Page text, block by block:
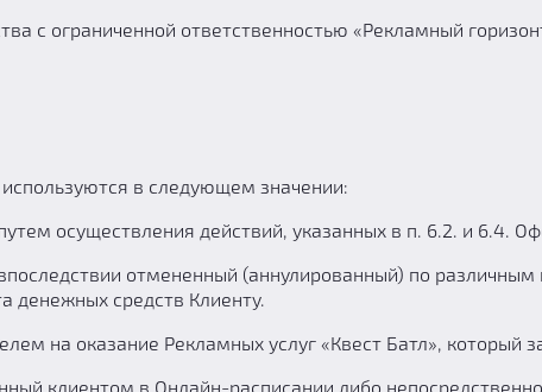
с ограниченной ответственностью «Рекламный
в следующем значении:
осуществления действий, указанных в п. 6.2. и 6.4.
отмененный (аннулированный) по различным
денежных средств Клиенту.
на оказание Рекламных услуг «Квест Батл», который
клиентом в Онлайн-расписании либо